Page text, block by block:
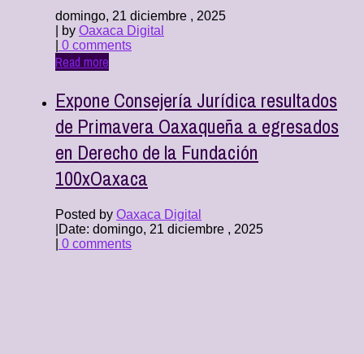
domingo, 21 diciembre , 2025
| by Oaxaca Digital
0 comments
Read more
Expone Consejería Jurídica resultados
de Primavera Oaxaqueña a egresados
en Derecho de la Fundación
100xOaxaca
Posted by Oaxaca Digital
Date: domingo, 21 diciembre , 2025
0 comments